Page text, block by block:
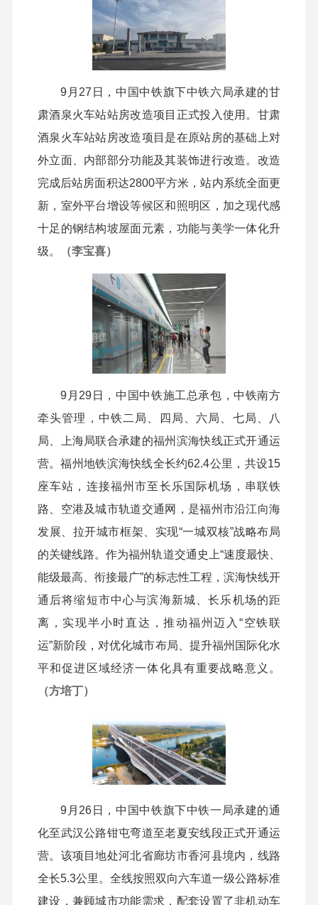
9月27日，中国中铁旗下中铁六局承建的甘
肃酒泉火车站站房改造项目正式投入使用。甘肃
酒泉火车站站房改造项目是在原站房的基础上对
外立面、内部部分功能及其装饰进行改造。改造
完成后站房面积达2800平方米，站内系统全面更
新，室外平台增设等候区和照明区，加之现代感
十足的钢结构坡屋面元素，功能与美学一体化升
级。
（李宝喜）
9月29日，中国中铁施工总承包，中铁南方
牵头管理，中铁二局、四局、六局、七局、八
局、上海局联合承建的福州滨海快线正式开通运
营。福州地铁滨海快线全长约62.4公里，共设15
座车站，连接福州市至长乐国际机场，串联铁
路、空港及城市轨道交通网， 是福州市沿江向海
发展、拉开城市框架、实现“一城双核”战略布局
的关键线路。作为福州轨道交通史上“速度最快、
能级最高、衔接最广”的标志性工程， 滨海快线开
通后将缩短市中心与滨海新城、长乐机场的距
离，实现半小时直达，推动福州迈入“空铁联
运”新阶段，对优化城市布局、提升福州国际化水
平和促进区域经济一体化具有重要战略意义。
（方培丁）
9月26日，中国中铁旗下中铁一局承建的通
化至武汉公路钳屯弯道至老夏安线段正式开通运
营。该项目地处河北省廊坊市香河县境内，线路
全长5.3公里。全线按照双向六车道一级公路标准
建设，兼顾城市功能需求，配套设置了非机动车